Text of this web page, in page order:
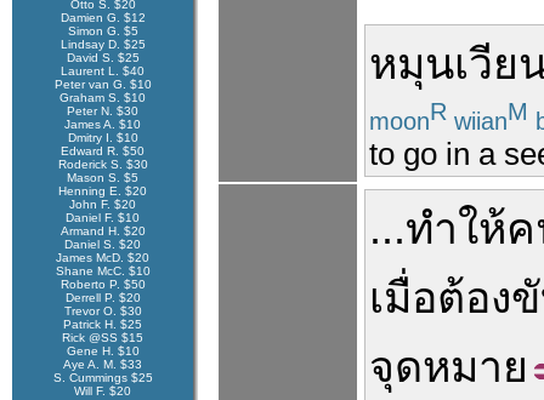
Otto S. $20
Damien G. $12
Simon G. $5
Lindsay D. $25
David S. $25
Laurent L. $40
Peter van G. $10
Graham S. $10
Peter N. $30
James A. $10
Dmitry I. $10
Edward R. $50
Roderick S. $30
Mason S. $5
Henning E. $20
John F. $20
Daniel F. $10
Armand H. $20
Daniel S. $20
James McD. $20
Shane McC. $10
Roberto P. $50
Derrell P. $20
Trevor O. $30
Patrick H. $25
Rick @SS $15
Gene H. $10
Aye A. M. $33
S. Cummings $25
Will F. $20
หมุนเวีย
moonR wiianM
to go in a
...ทำให้
เมื่อต้อง
จุดหมาย